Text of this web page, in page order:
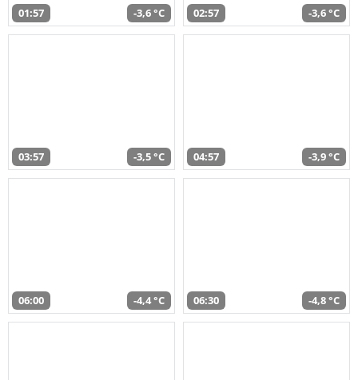
01:57 -3,6 °C 02:57 -3,6 °C
03:57 -3,5 °C 04:57 -3,9 °C
06:00 -4,4 °C 06:30 -4,8 °C